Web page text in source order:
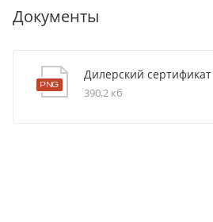
Документы
Дилерский сертификат
390,2 кб